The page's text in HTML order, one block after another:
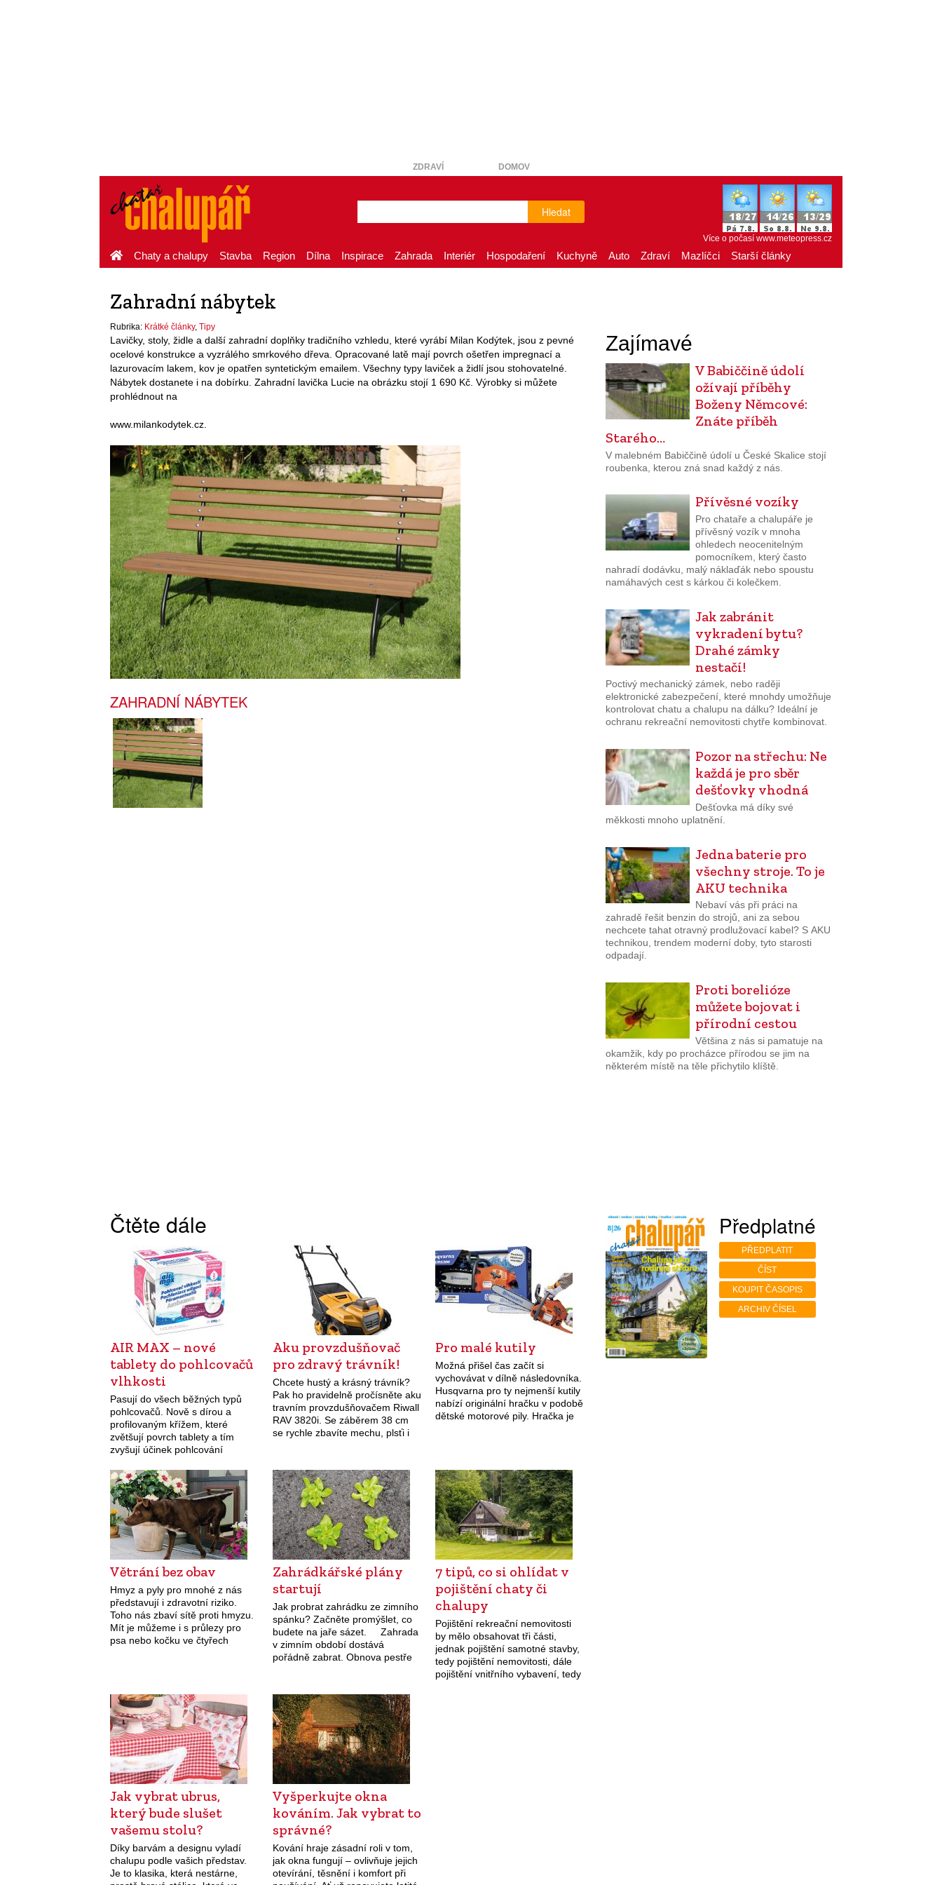
ZDRAVÍ DOMOV
Hledat
Více o počasí www.meteopress.cz
Chaty a chalupy Stavba Region Dílna Inspirace Zahrada Interiér Hospodaření Kuchyně Auto Zdraví Mazlíčci Starší články
Zahradní nábytek
Rubrika: Krátké články, Tipy
Lavičky, stoly, židle a další zahradní doplňky tradičního vzhledu, které vyrábí Milan Kodýtek, jsou z pevné
ocelové konstrukce a vyzrálého smrkového dřeva. Opracované latě mají povrch ošetřen impregnací a
lazurovacím lakem, kov je opatřen syntetickým emailem. Všechny typy laviček a židlí jsou stohovatelné.
Nábytek dostanete i na dobírku. Zahradní lavička Lucie na obrázku stojí 1 690 Kč. Výrobky si můžete
prohlédnout na
www.milankodytek.cz.
ZAHRADNÍ NÁBYTEK
Zajímavé
V Babiččině údolí
ožívají příběhy
Boženy Němcové:
Znáte příběh
Starého…
V malebném Babiččině údolí u České Skalice stojí
roubenka, kterou zná snad každý z nás.
Přívěsné vozíky
Pro chataře a chalupáře je
přívěsný vozík v mnoha
ohledech neocenitelným
pomocníkem, který často
nahradí dodávku, malý náklaďák nebo spoustu
namáhavých cest s kárkou či kolečkem.
Jak zabránit
vykradení bytu?
Drahé zámky
nestačí!
Poctivý mechanický zámek, nebo raději
elektronické zabezpečení, které mnohdy umožňuje
kontrolovat chatu a chalupu na dálku? Ideální je
ochranu rekreační nemovitosti chytře kombinovat.
Pozor na střechu: Ne
každá je pro sběr
dešťovky vhodná
Dešťovka má díky své
měkkosti mnoho uplatnění.
Jedna baterie pro
všechny stroje. To je
AKU technika
Nebaví vás při práci na
zahradě řešit benzin do strojů, ani za sebou
nechcete tahat otravný prodlužovací kabel? S AKU
technikou, trendem moderní doby, tyto starosti
odpadají.
Proti borelióze
můžete bojovat i
přírodní cestou
Většina z nás si pamatuje na
okamžik, kdy po procházce přírodou se jim na
některém místě na těle přichytilo klíště.
Čtěte dále
AIR MAX – nové
tablety do pohlcovačů
vlhkosti
Pasují do všech běžných typů
pohlcovačů. Nově s dírou a
profilovaným křížem, které
zvětšují povrch tablety a tím
zvyšují účinek pohlcování
kolem tablety se zvětšeným
povrchem je tak aktivněji zbaven
vlhkosti.…
Aku provzdušňovač
pro zdravý trávník!
Chcete hustý a krásný trávník?
Pak ho pravidelně pročísněte aku
travním provzdušňovačem Riwall
RAV 3820i. Se záběrem 38 cm
se rychle zbavíte mechu, plsťi i
motor PowerMax, pět úrovní…
Pro malé kutily
Možná přišel čas začít si
vychovávat v dílně následovníka.
Husqvarna pro ty nejmenší kutily
nabízí originální hračku v podobě
dětské motorové pily. Hračka je
Větrání bez obav
Hmyz a pyly pro mnohé z nás
představují i zdravotní riziko.
Toho nás zbaví sítě proti hmyzu.
Mít je můžeme i s průlezy pro
psa nebo kočku ve čtyřech
Zahrádkářské plány
startují
Jak probrat zahrádku ze zimního
spánku? Začněte promýšlet, co
budete na jaře sázet. Zahrada
v zimním období dostává
pořádně zabrat. Obnova pestře
jednoduchá a výsledky…
7 tipů, co si ohlídat v
pojištění chaty či
chalupy
Pojištění rekreační nemovitosti
by mělo obsahovat tři části,
jednak pojištění samotné stavby,
tedy pojištění nemovitosti, dále
pojištění vnitřního vybavení, tedy
Jak vybrat ubrus,
který bude slušet
vašemu stolu?
Díky barvám a designu vyladí
chalupu podle vašich představ.
Je to klasika, která nestárne,
Vyšperkujte okna
kováním. Jak vybrat to
správné?
Kování hraje zásadní roli v tom,
jak okna fungují – ovlivňuje jejich
otevírání, těsnění i komfort při
Předplatné
PŘEDPLATIT
ČÍST
KOUPIT ČASOPIS
ARCHIV ČÍSEL